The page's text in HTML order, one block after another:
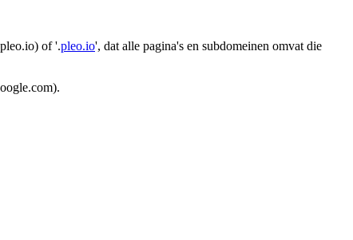
of '.pleo.io', dat alle pagina's en subdomeinen omvat die